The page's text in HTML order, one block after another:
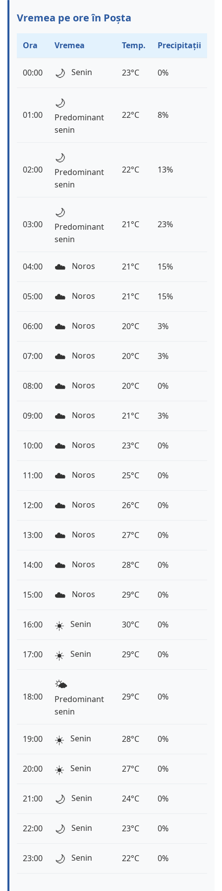
Vremea pe ore în Poșta
Ora Vremea Temp. Precipitații
00:00 🌙 Senin 23°C 0%
01:00
🌙
Predominant
senin
22°C 8%
02:00
🌙
Predominant
senin
22°C 13%
03:00
🌙
Predominant
senin
21°C 23%
04:00 ☁️ Noros 21°C 15%
05:00 ☁️ Noros 21°C 15%
06:00 ☁️ Noros 20°C 3%
07:00 ☁️ Noros 20°C 3%
08:00 ☁️ Noros 20°C 0%
09:00 ☁️ Noros 21°C 3%
10:00 ☁️ Noros 23°C 0%
11:00 ☁️ Noros 25°C 0%
12:00 ☁️ Noros 26°C 0%
13:00 ☁️ Noros 27°C 0%
14:00 ☁️ Noros 28°C 0%
15:00 ☁️ Noros 29°C 0%
16:00 ☀️ Senin 30°C 0%
17:00 ☀️ Senin 29°C 0%
18:00
🌤️
Predominant
senin
29°C 0%
19:00 ☀️ Senin 28°C 0%
20:00 ☀️ Senin 27°C 0%
21:00 🌙 Senin 24°C 0%
22:00 🌙 Senin 23°C 0%
23:00 🌙 Senin 22°C 0%